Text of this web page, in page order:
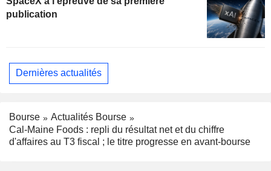
publication
Dernières actualités
Bourse
Actualités Bourse
Cal-Maine Foods : repli du résultat net et du chiffre
d'affaires au T3 fiscal ; le titre progresse en avant-bourse